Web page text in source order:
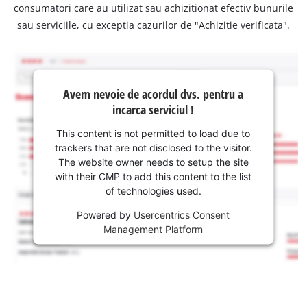
consumatori care au utilizat sau achizitionat efectiv bunurile
sau serviciile, cu exceptia cazurilor de "Achizitie verificata".
Avem nevoie de acordul dvs. pentru a
incarca serviciul !
This content is not permitted to load due to
trackers that are not disclosed to the visitor.
The website owner needs to setup the site
with their CMP to add this content to the list
of technologies used.
Powered by Usercentrics Consent
Management Platform